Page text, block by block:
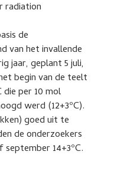
radiation
de
van het invallende
jaar, geplant 5 juli,
begin van de teelt
die per 10 mol
werd (12+3ºC).
goed uit te
de onderzoekers
september 14+3ºC.